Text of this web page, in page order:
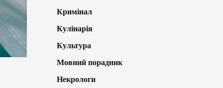
Кримінал
Кулінарія
Культура
Мовний порадник
Некрологи